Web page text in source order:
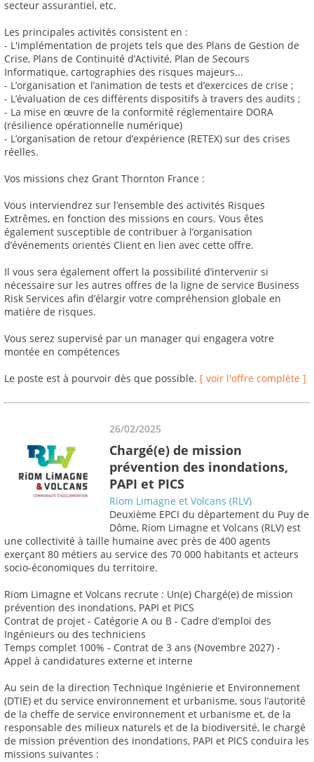
secteur assurantiel, etc.
Les principales activités consistent en :
- L'implémentation de projets tels que des Plans de Gestion de
Crise, Plans de Continuité d’Activité, Plan de Secours
Informatique, cartographies des risques majeurs...
- L’organisation et l’animation de tests et d’exercices de crise ;
- L’évaluation de ces différents dispositifs à travers des audits ;
- La mise en œuvre de la conformité réglementaire DORA
(résilience opérationnelle numérique)
- L’organisation de retour d’expérience (RETEX) sur des crises
réelles.
Vos missions chez Grant Thornton France :
Vous interviendrez sur l’ensemble des activités Risques
Extrêmes, en fonction des missions en cours. Vous êtes
également susceptible de contribuer à l’organisation
d’événements orientés Client en lien avec cette offre.
Il vous sera également offert la possibilité d’intervenir si
nécessaire sur les autres offres de la ligne de service Business
Risk Services afin d’élargir votre compréhension globale en
matière de risques.
Vous serez supervisé par un manager qui engagera votre
montée en compétences
Le poste est à pourvoir dès que possible. [ voir l'offre complète ]
26/02/2025
Chargé(e) de mission
prévention des inondations,
PAPI et PICS
Riom Limagne et Volcans (RLV)
Deuxième EPCI du département du Puy de
Dôme, Riom Limagne et Volcans (RLV) est
une collectivité à taille humaine avec près de 400 agents
exerçant 80 métiers au service des 70 000 habitants et acteurs
socio-économiques du territoire.
Riom Limagne et Volcans recrute : Un(e) Chargé(e) de mission
prévention des inondations, PAPI et PICS
Contrat de projet - Catégorie A ou B - Cadre d’emploi des
Ingénieurs ou des techniciens
Temps complet 100% - Contrat de 3 ans (Novembre 2027) -
Appel à candidatures externe et interne
Au sein de la direction Technique Ingénierie et Environnement
(DTIE) et du service environnement et urbanisme, sous l’autorité
de la cheffe de service environnement et urbanisme et, de la
responsable des milieux naturels et de la biodiversité, le chargé
de mission prévention des inondations, PAPI et PICS conduira les
missions suivantes :